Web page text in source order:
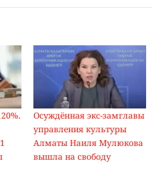
Осуждённая экс-замглавы
управления культуры
Алматы Наиля Мулюкова
вышла на свободу